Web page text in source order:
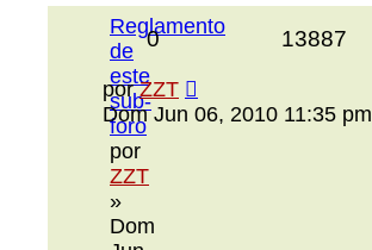
Reglamento
de
este
sub-
foro
por
ZZT
»
Dom
0 13887
porZZT
Dom Jun 06, 2010 11:35 pm